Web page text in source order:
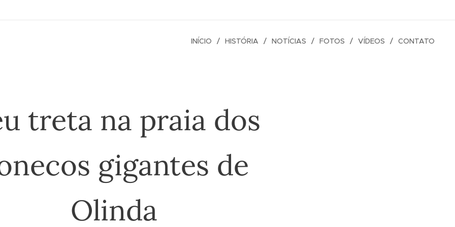
INÍCIO HISTÓRIA NOTÍCIAS FOTOS VÍDEOS CONTATO
treta na praia dos
gigantes de
Olinda